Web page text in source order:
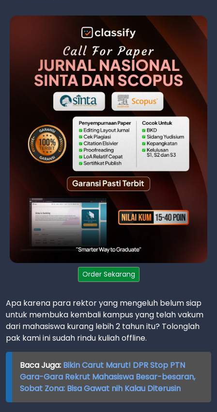
Order Sekarang
Apa karena para rektor yang mengeluh belum siap
untuk membuka kembali kampus yang telah vakum
dari mahasiswa kurang lebih 2 tahun itu? Tolonglah
pak kami ini sudah rindu kuliah offline.
Baca Juga: Bikin Carut Marut! DPR Stop PTN
Gara-Gara Rekrut Mahasiswa Besar-besaran,
Sobat Zona: Bisa Gawat nih Kalau Diterusin